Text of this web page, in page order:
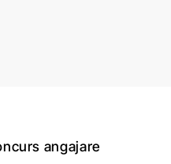
condițiiangajare